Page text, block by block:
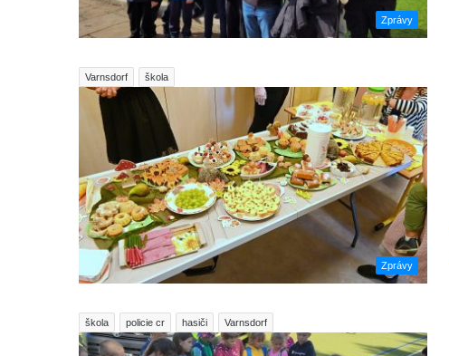
Zprávy
Varnsdorf škola
Zprávy
škola policie cr hasiči Varnsdorf